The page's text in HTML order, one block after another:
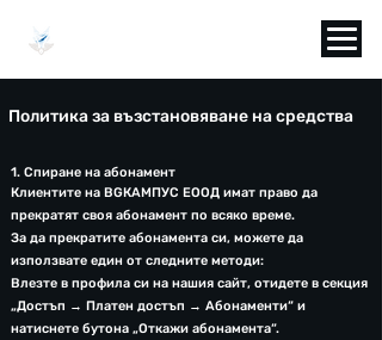
Политика за възстановяване на средства
1. Спиране на абонамент
Клиентите на BGКАМПУС ЕООД имат право да
прекратят своя абонамент по всяко време.
За да прекратите абонамента си, можете да
използвате един от следните методи:
Влезте в профила си на нашия сайт, отидете в секция
„Достъп → Платен достъп → Абонаменти“ и
натиснете бутона „Откажи абонамента“.